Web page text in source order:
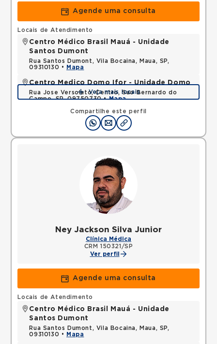
Agende uma consulta
Compartilhe este perfil
Locais de Atendimento
Centro Médico Brasil Mauá - Unidade
Santos Dumont
Rua Santos Dumont, Vila Bocaina, Maua, SP,
09310130 •
Mapa
Centro Medico Domo Ifor - Unidade Domo
Rua Jose Versolato, Centro, Sao Bernardo do
Campo, SP, 09750730 •Mapa
Veja mais locais
Ney Jackson Silva Junior
Clínica Médica
CRM 150321/SP
Ver perfil
Agende uma consulta
Locais de Atendimento
Centro Médico Brasil Mauá - Unidade
Santos Dumont
Rua Santos Dumont, Vila Bocaina, Maua, SP,
09310130 •
Mapa